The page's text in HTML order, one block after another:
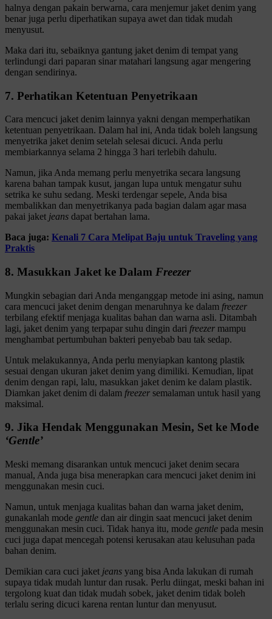
halnya dengan pakain berwarna, cara menjemur jaket denim yang
benar juga perlu diperhatikan supaya awet dan tidak mudah
menyusut.
Maka dari itu, sebaiknya gantung jaket denim di tempat yang
terlindungi dari paparan sinar matahari langsung agar mengering
dengan sendirinya.
7. Perhatikan Ketentuan Penyetrikaan
Cara mencuci jaket denim lainnya yakni dengan memperhatikan
ketentuan penyetrikaan. Dalam hal ini, Anda tidak boleh langsung
menyetrika jaket denim setelah selesai dicuci. Anda perlu
membiarkannya selama 2 hingga 3 hari terlebih dahulu.
Namun, jika Anda memang perlu menyetrika secara langsung
karena bahan tampak kusut, jangan lupa untuk mengatur suhu
setrika ke suhu sedang. Meski terdengar sepele, Anda bisa
membalikkan dan menyetrikanya pada bagian dalam agar masa
pakai jaket jeans dapat bertahan lama.
Baca juga: Kenali 7 Cara Melipat Baju untuk Traveling yang
Praktis
8. Masukkan Jaket ke Dalam Freezer
Mungkin sebagian dari Anda menganggap metode ini asing, namun
cara mencuci jaket denim dengan menaruhnya ke dalam freezer
terbilang efektif menjaga kualitas bahan dan warna asli. Ditambah
lagi, jaket denim yang terpapar suhu dingin dari freezer mampu
menghambat pertumbuhan bakteri penyebab bau tak sedap.
Untuk melakukannya, Anda perlu menyiapkan kantong plastik
sesuai dengan ukuran jaket denim yang dimiliki. Kemudian, lipat
denim dengan rapi, lalu, masukkan jaket denim ke dalam plastik.
Diamkan jaket denim di dalam freezer semalaman untuk hasil yang
maksimal.
9. Jika Hendak Menggunakan Mesin, Set ke Mode
‘Gentle’
Meski memang disarankan untuk mencuci jaket denim secara
manual, Anda juga bisa menerapkan cara mencuci jaket denim ini
menggunakan mesin cuci.
Namun, untuk menjaga kualitas bahan dan warna jaket denim,
gunakanlah mode gentle dan air dingin saat mencuci jaket denim
menggunakan mesin cuci. Tidak hanya itu, mode gentle pada mesin
cuci juga dapat mencegah potensi kerusakan atau kelusuhan pada
bahan denim.
Demikian cara cuci jaket jeans yang bisa Anda lakukan di rumah
supaya tidak mudah luntur dan rusak. Perlu diingat, meski bahan ini
tergolong kuat dan tidak mudah sobek, jaket denim tidak boleh
terlalu sering dicuci karena rentan luntur dan menyusut.